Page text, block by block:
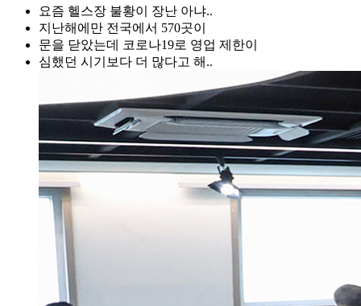
요즘 헬스장 불황이 장난 아냐..
지난해에만 전국에서 570곳이
문을 닫았는데 코로나19로 영업 제한이
심했던 시기보다 더 많다고 해..